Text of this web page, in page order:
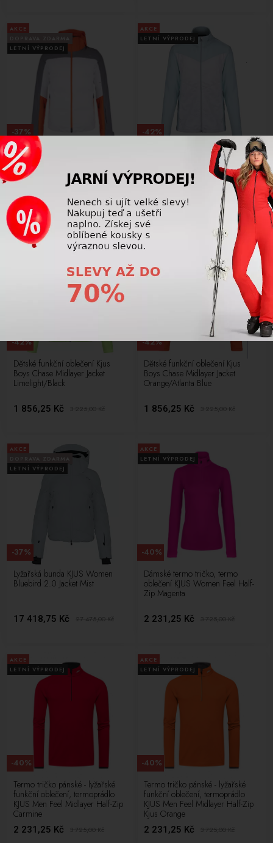
AKCE
LETNÍ VÝPRODEJ
Lyžařská bunda Kjus Men Green
Line 2.0 Jacket - White/Kjus
Orange
17 418,75 Kč 27 475,00Kč
-37%
AKCE
LETNÍ VÝPRODEJ
Dětské funkční oblečení Kjus
Girls Icicles Midlayer Jacket,
Mist/White
1 856,25 Kč 3 225,00
-42%
AKCE
LETNÍ VÝPRODEJ
Dětské funkční oblečení Kjus
Boys Chase Midlayer Jacket
Limelight/Black
1 856,25 Kč 3 225,00Kč
-42%
AKCE
LETNÍ VÝPRODEJ
Dětské funkční oblečení Kjus
Boys Chase Midlayer Jacket
Orange/Atlanta Blue
1 856,25 Kč 3 225,00Kč
-42%
AKCE
LETNÍ VÝPRODEJ
Lyžařská bunda KJUS Women
Bluebird 2.0 Jacket Mist
17 418,75 Kč 27 475,00Kč
-37%
AKCE
LETNÍ VÝPRODEJ
Dámské termo tričko, termo
oblečení KJUS Women Feel Half-
Zip Magenta
2 231,25 Kč 3 725,00Kč
-40%
AKCE
LETNÍ VÝPRODEJ
Termo tričko pánské - lyžařské
funkční oblečení, termoprádlo
KJUS Men Feel Midlayer Half-Zip
Carmine
2 231,25 Kč 3 725,00Kč
-40%
AKCE
LETNÍ VÝPRODEJ
Termo tričko pánské - lyžařské
funkční oblečení, termoprádlo
KJUS Men Feel Midlayer Half-Zip
Kjus Orange
2 231,25 Kč 3 725,00Kč
-40%